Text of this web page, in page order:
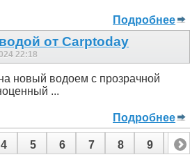
Подробнее
от Carptoday
22:18
новый водоем с прозрачной
...
Подробнее
4 5 6 7 8 9 10